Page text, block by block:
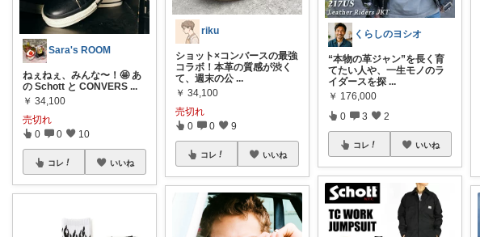
Sara's ROOM
ねぇねぇ、みんな〜！🤩 あ
の Schott と CONVERS ...
￥ 34,100
売切れ
0 0 10
コレ いいね
riku
ショット×コンバースの最強
コラボ！本革の質感が渋く
て、週末の公 ...
￥ 34,100
売切れ
0 0 9
コレ いいね
くらしのヨシオ
“本物の革ジャン”を長く育
てたい人や、一生モノのラ
イダースを探 ...
￥ 176,000
0 3 2
コレ いいね